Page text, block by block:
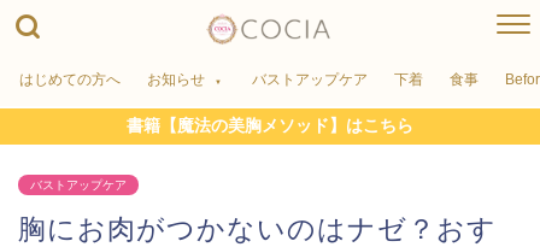
はじめての方へ お知らせ バストアップケア 下着 食事
書籍【魔法の美胸メソッド】はこちら
バストアップケア
胸にお肉がつかないのはナゼ？おす